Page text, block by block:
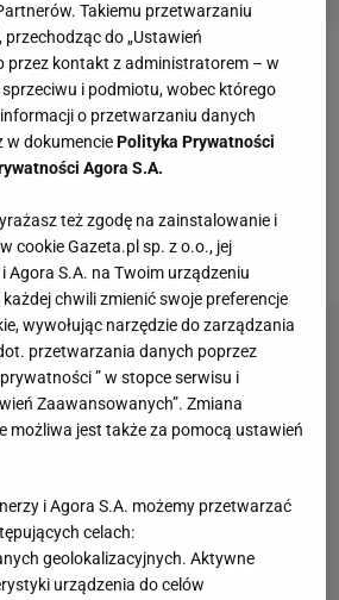
awansował dopółfinałuLigi
przezCristiano Ronaldo
piłkarzom puściły nerwy.
po decyzji sędziego otrzymał
zbyt ostre protesty, ale gorąco
Takiemu przetwarzaniu
przechodząc do „Ustawień
przez kontakt z administratorem – w
i podmiotu, wobec którego
o przetwarzaniu danych
w dokumenciePolityka Prywatności
Agora S.A.
też zgodę na zainstalowanie i
cookie Gazeta.pl sp. z o.o., jej
Agora S.A. na Twoim urządzeniu
chwili zmienić swoje preferencje
wywołując narzędzie do zarządzania
przetwarzania danych poprzez
” w stopce serwisu i
Zaawansowanych”. Zmiana
możliwa jest także za pomocą ustawień
i Agora S.A. możemy przetwarzać
celach:
geolokalizacyjnych. Aktywne
urządzenia do celów